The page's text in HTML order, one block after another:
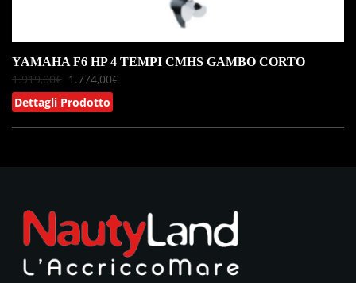
YAMAHA F6 HP 4 TEMPI CMHS GAMBO CORTO
1.919,00€ 1.774,00€
Dettagli Prodotto